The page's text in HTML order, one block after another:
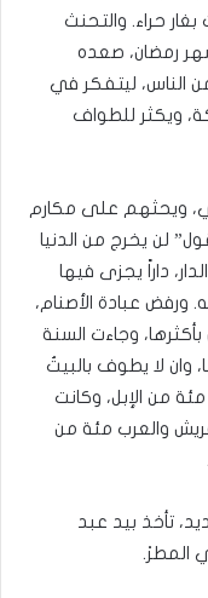
حراء. والتحنث
شهر رمضان، صعده
الناس، ليتفكر في
ويكثر للطواف
ويحثهم على مكارم
لن يخرج من الدنيا
داراً يجزى فيها
ورفض عبادة الأصنام،
وجاءت السنة
وان لا يطوف بالبيتُ
من الإبل، وكانت
والعرب مئة من
تأخذ بيد عبد
المطرْ.